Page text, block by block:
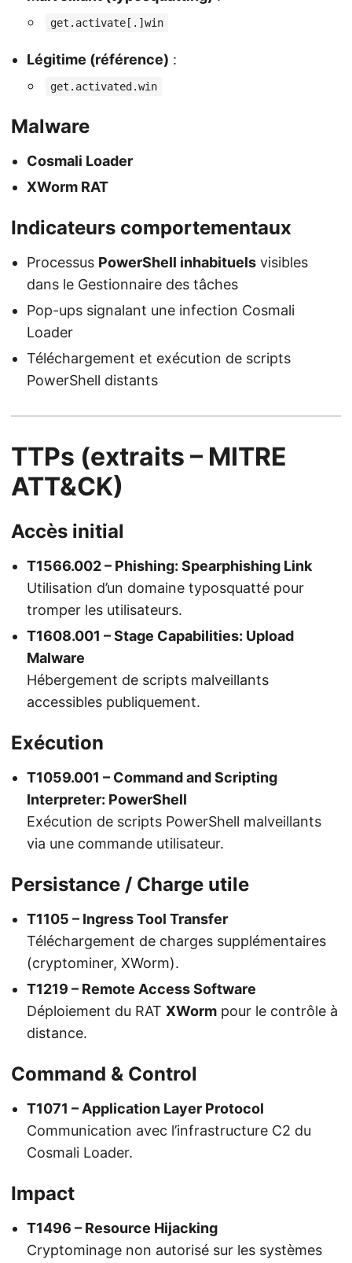
get.activate[.]win
Légitime (référence) :
get.activated.win
Malware
Cosmali Loader
XWorm RAT
Indicateurs comportementaux
Processus PowerShell inhabituels visibles
dans le Gestionnaire des tâches
Pop-ups signalant une infection Cosmali
Loader
Téléchargement et exécution de scripts
PowerShell distants
TTPs (extraits – MITRE
ATT&CK)
Accès initial
T1566.002 – Phishing: Spearphishing Link
Utilisation d’un domaine typosquatté pour
tromper les utilisateurs.
T1608.001 – Stage Capabilities: Upload
Malware
Hébergement de scripts malveillants
accessibles publiquement.
Exécution
T1059.001 – Command and Scripting
Interpreter: PowerShell
Exécution de scripts PowerShell malveillants
via une commande utilisateur.
Persistance / Charge utile
T1105 – Ingress Tool Transfer
Téléchargement de charges supplémentaires
(cryptominer, XWorm).
T1219 – Remote Access Software
Déploiement du RAT XWorm pour le contrôle à
distance.
Command & Control
T1071 – Application Layer Protocol
Communication avec l’infrastructure C2 du
Cosmali Loader.
Impact
T1496 – Resource Hijacking
Cryptominage non autorisé sur les systèmes